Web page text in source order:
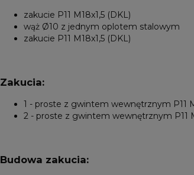
zakucie P11 M18x1,5 (DKL)
wąż Ø10 z jednym oplotem stalowym
zakucie P11 M18x1,5 (DKL)
Zakucia:
1 - proste z gwintem wewnętrznym P11
2 - proste z gwintem wewnętrznym P11
Budowa zakucia: